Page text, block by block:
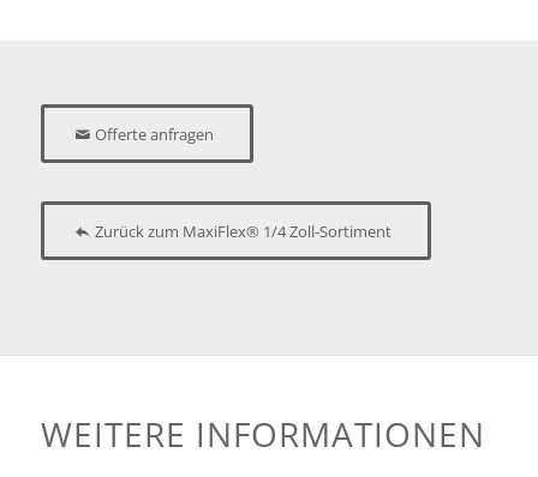
Offerte anfragen
Zurück zum MaxiFlex® 1/4 Zoll-Sortiment
WEITERE INFORMATIONEN